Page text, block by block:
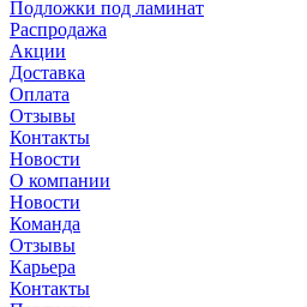
Подложки под ламинат
Распродажа
Акции
Доставка
Оплата
Отзывы
Контакты
Новости
О компании
Новости
Команда
Отзывы
Карьера
Контакты